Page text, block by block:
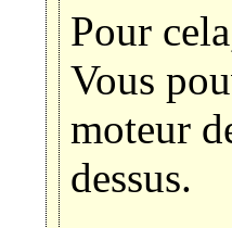
Pour
Vous
moteur
dessus.